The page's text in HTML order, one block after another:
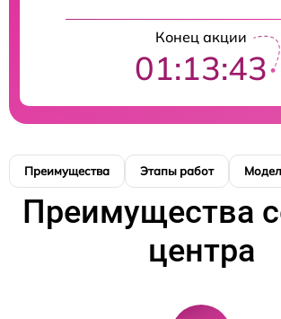
Конец акции
01:13:42
Преимущества Этапы работ
Преимущества
центра